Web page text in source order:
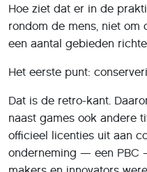
Hoe ziet dat er in de
rondom de mens, niet om
een aantal gebieden
Het eerste punt:
Dat is de retro-kant.
naast games ook andere
officieel licenties uit aan
onderneming — een PBC